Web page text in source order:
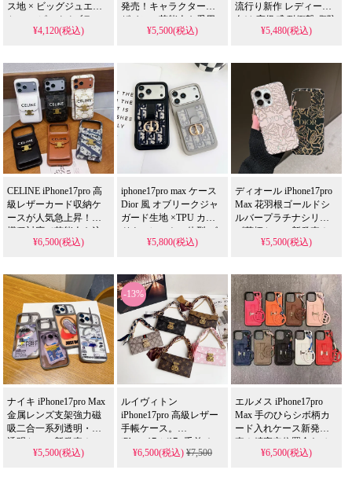
ス地 × ビッグジュエル
ケース ピンク / ブラッ
ク 2 色 耐衝撃 傷防止 キ
ィースに人気 アイフォ
ン18/18pro/17pro/17pro
max 携帯ケース 全機種
対応 無料プレゼント
¥4,120(税込)
発売！キャラクターデ
ザイン、芸能人も愛用
する人気ブランド。耐
イルが流行り。格安で
手に入り、iPhone18ケー
スとしても使える優れ
もの！
¥5,500(税込)
流行り新作 レディース
向け 高級感 耐衝撃 傷防
止 ミュウミュウ ハイブ
¥5,480(税込)
CELINE iPhone17pro 高
級レザーカード収納ケ
ースが人気急上昇！全
機種対応で芸能人も注
目するかわいいデザイ
ケースとして使える格
安価格、
iPhone16pro/15promaxケ
ースとしてもおすすめ
の多機能アイテム！
¥6,500(税込)
iphone17pro max ケース
Dior 風 オブリークジャ
ガード生地 ×TPU カー
ドウォレット一体型 ゴ
ールド CD ロゴバック
ード収納可能 シック 大
人レディース 通勤・ビ
ジネスシーン向け 高品
質
¥5,800(税込)
ディオール iPhone17pro
Max 花羽根ゴールドシ
ルバープラチナシリー
ズ花柄ケース新発売！
芸能人に大人気の耐衝
インが流行りのトレン
ド、iPhone17ケースが格
安で手に入る。
iPhone16pro/15promaxケ
ースとしても使える万
能アイテム！
¥5,500(税込)
ナイキ iPhone17pro Max
金属レンズ支架強力磁
吸二合一系列透明・半
透明ケース新発売！
Magsafe対応、芸能人も
¥5,500(税込)
-13%
ルイヴィトン
iPhone17pro 高級レザー
手帳ケース。
iPhone17air/17e 手首チェ
ーン付き落下防止。
¥6,500(税込)¥7,500
エルメス iPhone17pro
Max 手のひらシボ柄カ
ード入れケース新発
売！精密穴位置合わせ
技術採用、芸能人も愛
¥6,500(税込)